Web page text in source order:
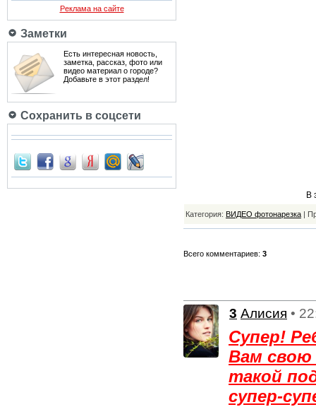
Реклама на сайте
Заметки
Есть интересная новость,
заметка, рассказ, фото или
видео материал о городе?
Добавьте в этот раздел!
Сохранить в соцсети
В
Категория: ВИДЕО фотонарезка |
Всего комментариев: 3
3 Алисия •
Супер!
Вам свою
такой
супер-